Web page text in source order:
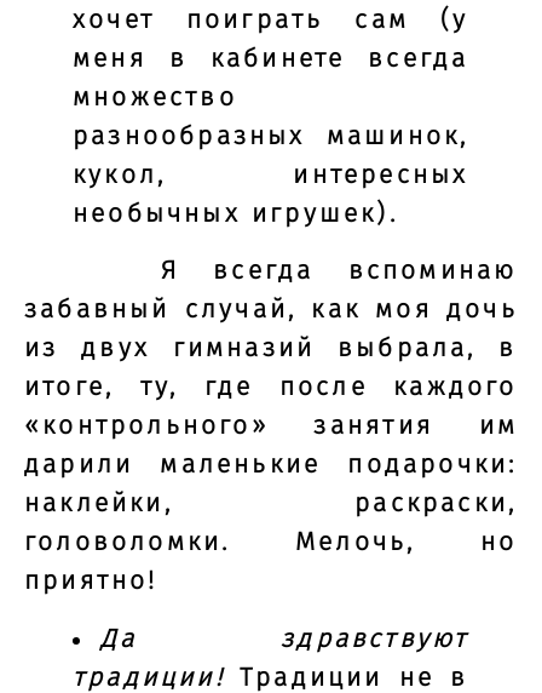
хочет поиграть сам (у
меня в кабинете всегда
множество
разнообразных машинок,
кукол, интересных
необычных игрушек).
Я всегда вспоминаю
забавный случай, как моя дочь
из двух гимназий выбрала, в
итоге, ту, где после каждого
«контрольного» занятия им
дарили маленькие подарочки:
наклейки, раскраски,
головоломки. Мелочь, но
приятно!
Да здравствуют
традиции! Традиции не в